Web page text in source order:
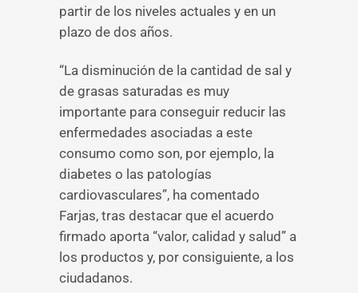
partir de los niveles actuales y en un
plazo de dos años.
“La disminución de la cantidad de sal y
de grasas saturadas es muy
importante para conseguir reducir las
enfermedades asociadas a este
consumo como son, por ejemplo, la
diabetes o las patologías
cardiovasculares”, ha comentado
Farjas, tras destacar que el acuerdo
firmado aporta “valor, calidad y salud” a
los productos y, por consiguiente, a los
ciudadanos.